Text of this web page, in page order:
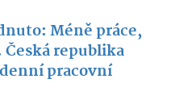
Méně práce,
republika
pracovní